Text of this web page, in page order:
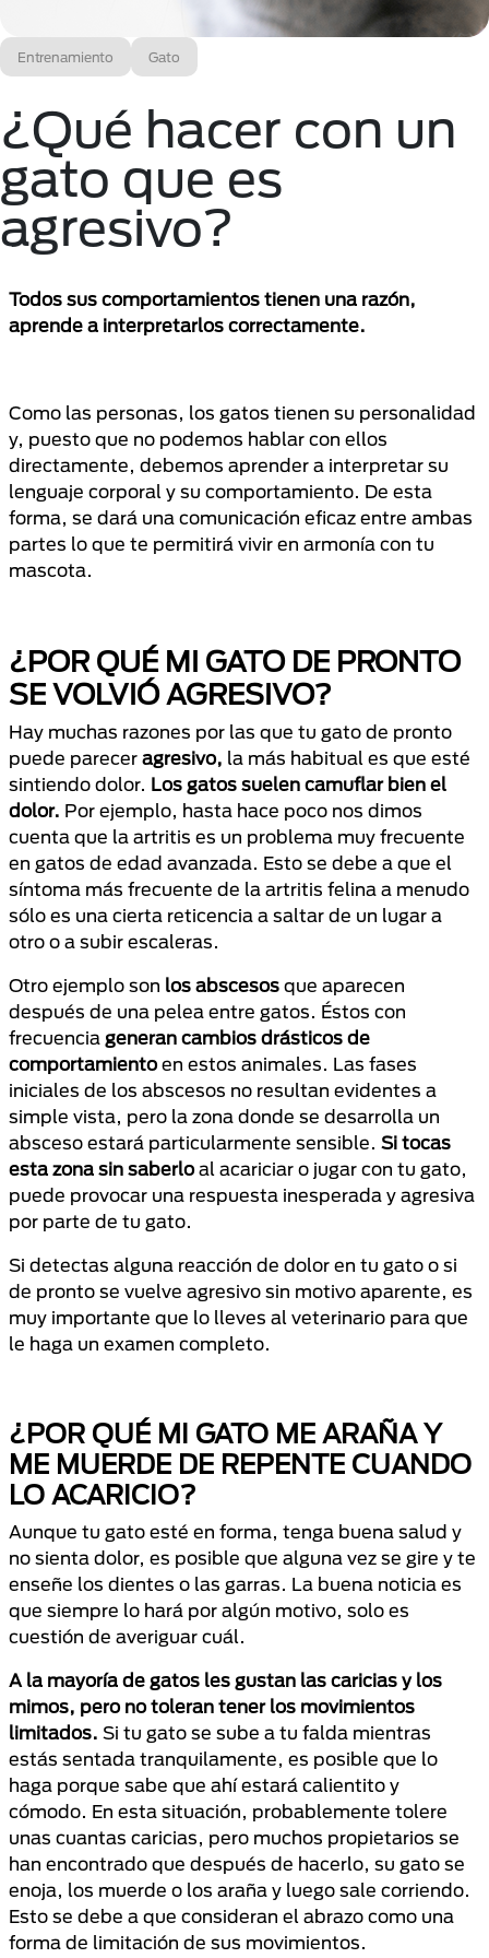
Entrenamiento Gato
¿Qué hacer con un
gato que es
agresivo?
Todos sus comportamientos tienen una razón,
aprende a interpretarlos correctamente.
Como las personas, los gatos tienen su personalidad
y, puesto que no podemos hablar con ellos
directamente, debemos aprender a interpretar su
lenguaje corporal y su comportamiento. De esta
forma, se dará una comunicación eficaz entre ambas
partes lo que te permitirá vivir en armonía con tu
mascota.
¿POR QUÉ MI GATO DE PRONTO
SE VOLVIÓ AGRESIVO?
Hay muchas razones por las que tu gato de pronto
puede parecer agresivo, la más habitual es que esté
sintiendo dolor. Los gatos suelen camuflar bien el
dolor. Por ejemplo, hasta hace poco nos dimos
cuenta que la artritis es un problema muy frecuente
en gatos de edad avanzada. Esto se debe a que el
síntoma más frecuente de la artritis felina a menudo
sólo es una cierta reticencia a saltar de un lugar a
otro o a subir escaleras.
Otro ejemplo son los abscesos que aparecen
después de una pelea entre gatos. Éstos con
frecuencia generan cambios drásticos de
comportamientoen estos animales. Las fases
iniciales de los abscesos no resultan evidentes a
simple vista, pero la zona donde se desarrolla un
absceso estará particularmente sensible. Si tocas
esta zona sin saberloal acariciar o jugar con tu gato,
puede provocar una respuesta inesperada y agresiva
por parte de tu gato.
Si detectas alguna reacción de dolor en tu gato o si
de pronto se vuelve agresivo sin motivo aparente, es
muy importante que lo lleves al veterinario para que
le haga un examen completo.
¿POR QUÉ MI GATO ME ARAÑA Y
ME MUERDE DE REPENTE CUANDO
LO ACARICIO?
Aunque tu gato esté en forma, tenga buena salud y
no sienta dolor, es posible que alguna vez se gire y te
enseñe los dientes o las garras. La buena noticia es
que siempre lo hará por algún motivo, solo es
cuestión de averiguar cuál.
A la mayoría de gatos les gustan las caricias y los
mimos, pero no toleran tener los movimientos
limitados. Si tu gato se sube a tu falda mientras
estás sentada tranquilamente, es posible que lo
haga porque sabe que ahí estará calientito y
cómodo. En esta situación, probablemente tolere
unas cuantas caricias, pero muchos propietarios se
han encontrado que después de hacerlo, su gato se
enoja, los muerde o los araña y luego sale corriendo.
Esto se debe a que consideran el abrazo como una
forma de limitación de sus movimientos.